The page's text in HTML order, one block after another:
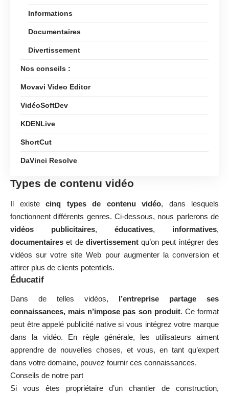
Informations
Documentaires
Divertissement
Nos conseils :
Movavi Video Editor
VidéoSoftDev
KDENLive
ShortCut
DaVinci Resolve
Types de contenu vidéo
Il existe cinq types de contenu vidéo, dans lesquels
fonctionnent différents genres. Ci-dessous, nous parlerons de
vidéos publicitaires, éducatives, informatives,
documentaires et de divertissementqu’on peut intégrer des
vidéos sur votre site Web pour augmenter la conversion et
attirer plus de clients potentiels.
Éducatif
Dans de telles vidéos, l’entreprise partage ses
connaissances, mais n’impose pas son produit. Ce format
peut être appelé publicité native si vous intégrez votre marque
dans la vidéo. En règle générale, les utilisateurs aiment
apprendre de nouvelles choses, et vous, en tant qu’expert
dans votre domaine, pouvez fournir ces connaissances.
Conseils de notre part
Si vous êtes propriétaire d’un chantier de construction,